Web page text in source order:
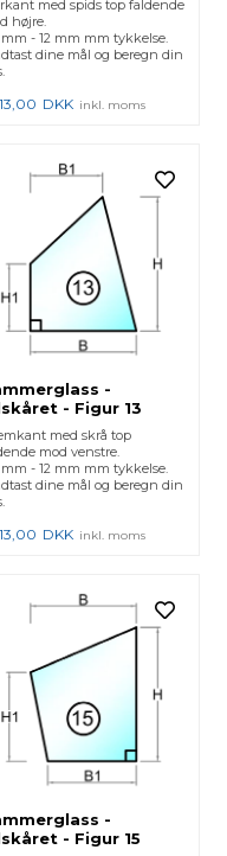
med spids top faldende
højre.
- 12 mm mm tykkelse.
dine mål og beregn din
DKK inkl. moms
-
- Figur 13
med skrå top
mod venstre.
- 12 mm mm tykkelse.
dine mål og beregn din
DKK inkl. moms
-
- Figur 15